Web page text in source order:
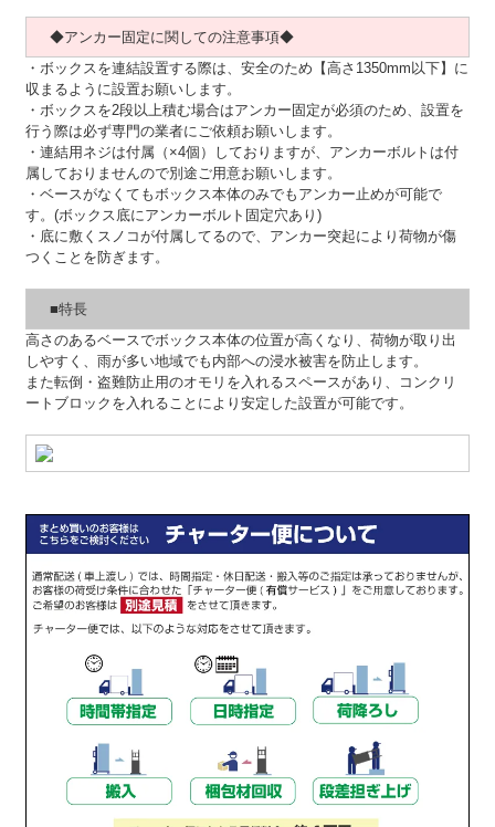
◆アンカー固定に関しての注意事項◆
・ボックスを連結設置する際は、安全のため【高さ1350mm以下】に
収まるように設置お願いします。
・ボックスを2段以上積む場合はアンカー固定が必須のため、設置を
行う際は必ず専門の業者にご依頼お願いします。
・連結用ネジは付属（×4個）しておりますが、アンカーボルトは付
属しておりませんので別途ご用意お願いします。
・ベースがなくてもボックス本体のみでもアンカー止めが可能で
す。(ボックス底にアンカーボルト固定穴あり)
・底に敷くスノコが付属してるので、アンカー突起により荷物が傷
つくことを防ぎます。
■特長
高さのあるベースでボックス本体の位置が高くなり、荷物が取り出
しやすく、雨が多い地域でも内部への浸水被害を防止します。
また転倒・盗難防止用のオモリを入れるスペースがあり、コンクリ
ートブロックを入れることにより安定した設置が可能です。